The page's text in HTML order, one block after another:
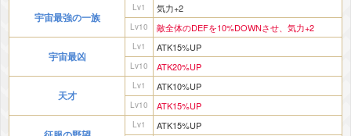
宇宙最強の一族
Lv1 気力+2
Lv10 敵全体のDEFを10%DOWNさせ、気力+2
宇宙最凶
Lv1 ATK15%UP
Lv10 ATK20%UP
天才
Lv1 ATK10%UP
Lv10 ATK15%UP
Lv1 ATK15%UP